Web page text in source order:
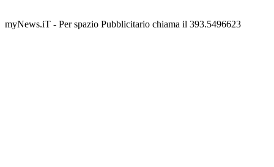
myNews.iT - Per spazio Pubblicitario chiama il 393.5496623